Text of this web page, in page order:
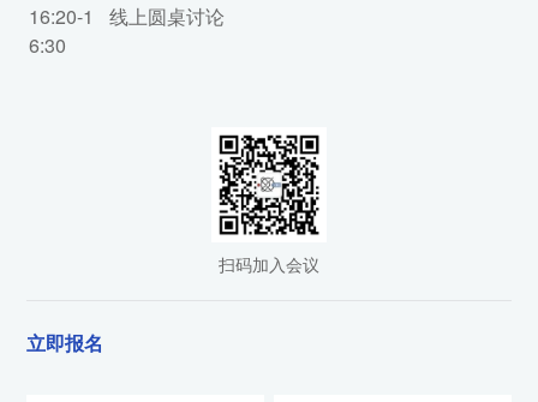
16:20-1
6:30
线上圆桌讨论
扫码加入会议
立即报名